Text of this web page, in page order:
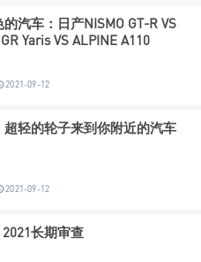
汽车：日产NISMO GT-R VS
GR Yaris VS ALPINE A110
2021-09-12
超轻的轮子来到你附近的汽车
2021-09-12
长期审查